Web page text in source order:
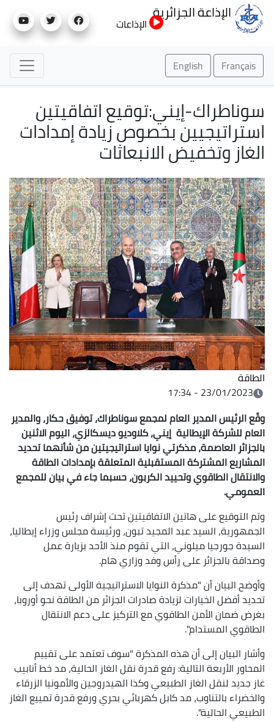
إلى
الإذاعة الجزائرية
الإذاعات
Français
English
سوناطراك-إيني:توقيع اتفاقيتين
استراتيجيين بخصوص زيادة إمدادات
الغاز وتخفيض الانبعاثات
الطاقة
23/01/2023 - 17:34
وقّع الرئيس المدير العام لمجمع سوناطراك، توفيق حكار، والمدير
العام للشركة الإيطالية إيني، كلاوديو ديسكالزي، اليوم الاثنين
بالجزائر العاصمة، مذكرتي نوايا استراتيجيتين من شأنهما تحديد
المشاريع المشتركة المستقبلية المتعلقة بإمدادات الطاقة
والانتقال الطاقوي وتحييد الكربون، حسبما جاء في بيان للمجمع
العمومي.
وتم التوقيع على هاتين الاتفاقيتين تحت إشراف رئيس
الجمهورية، السيد عبد المجيد تبون، ورئيسة مجلس وزراء إيطاليا،
السيدة جورجيا ميلوني، التي تقوم منذ الأحد بزيارة عمل
وصداقة بالجزائر على رأس وفد وزاري هام.
وأوضح البيان أن "مذكرة النوايا الاستراتيجية الأولى تهدف إلى
تحديد أفضل الخيارات لزيادة صادرات الجزائر من الطاقة نحو أوروبا،
بغرض ضمان الأمن الطاقوي مع التركيز على دعم الانتقال
الطاقوي المستدام".
وأشار البيان إلى أن هذه المذكرة "سوف تعتمد على تقييم
المحاور الأربعة التالية: رفع قدرة نقل الغاز الحالية، مد خط أنابيب
غاز جديد لنقل الغاز الطبيعي وكذا الهيدروجين والأمونيا الزرقاء
والخضراء بالتناوب، مد كابل كهربائي بحري ورفع قدرة تمييع الغاز
الطبيعي الحالية".